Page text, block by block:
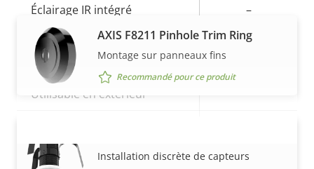
Description
de la
propriété
Valeur de
la
Éclairage IR intégré –
Température de
fonctionnement
-30 to 55 °C
Utilisable en extérieur
Indice de protection contre
VOIR PLUS
AXIS F8211 Pinhole Trim Ring
Montage sur panneaux fins
Recommandé pour ce produit
Installation discrète de capteurs